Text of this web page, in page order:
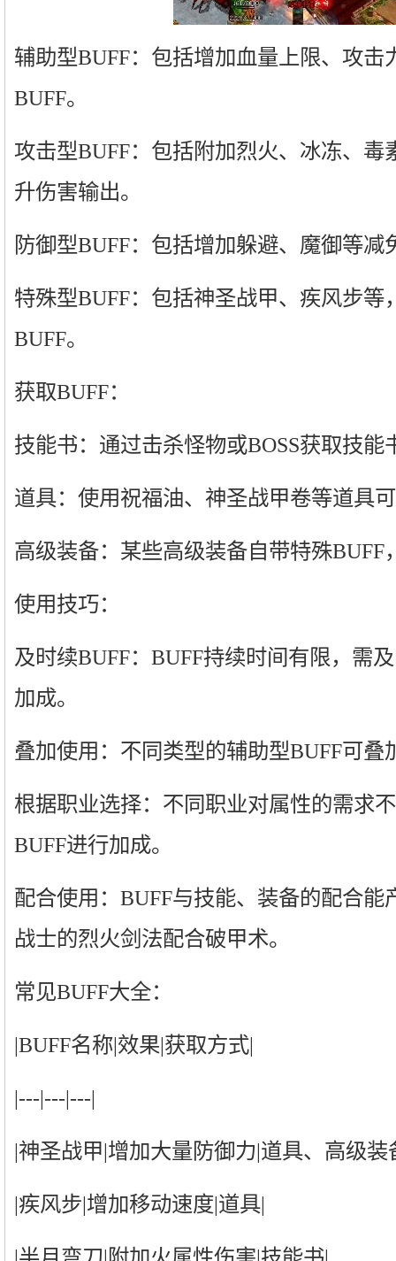
辅助型BUFF：包括增加血量上限、攻击
BUFF。
攻击型BUFF：包括附加烈火、冰冻、毒
升伤害输出。
防御型BUFF：包括增加躲避、魔御等减
特殊型BUFF：包括神圣战甲、疾风步等
BUFF。
获取BUFF：
技能书：通过击杀怪物或BOSS获取技能
道具：使用祝福油、神圣战甲卷等道具
高级装备：某些高级装备自带特殊BUFF
使用技巧：
及时续BUFF：BUFF持续时间有限，需
加成。
叠加使用：不同类型的辅助型BUFF可叠
根据职业选择：不同职业对属性的需求
BUFF进行加成。
配合使用：BUFF与技能、装备的配合能
战士的烈火剑法配合破甲术。
常见BUFF大全：
|BUFF名称|效果|获取方式|
|---|---|---|
|神圣战甲|增加大量防御力|道具、高级装
|疾风步|增加移动速度|道具|